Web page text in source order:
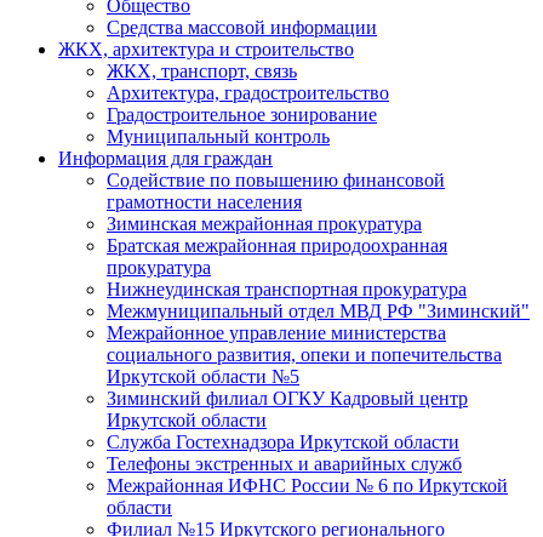
Общество
Средства массовой информации
ЖКХ, архитектура и строительство
ЖКХ, транспорт, связь
Архитектура, градостроительство
Градостроительное зонирование
Муниципальный контроль
Информация для граждан
Содействие по повышению финансовой
грамотности населения
Зиминская межрайонная прокуратура
Братская межрайонная природоохранная
прокуратура
Нижнеудинская транспортная прокуратура
Межмуниципальный отдел МВД РФ "Зиминский"
Межрайонное управление министерства
социального развития, опеки и попечительства
Иркутской области №5
Зиминский филиал ОГКУ Кадровый центр
Иркутской области
Служба Гостехнадзора Иркутской области
Телефоны экстренных и аварийных служб
Межрайонная ИФНС России № 6 по Иркутской
области
Филиал №15 Иркутского регионального